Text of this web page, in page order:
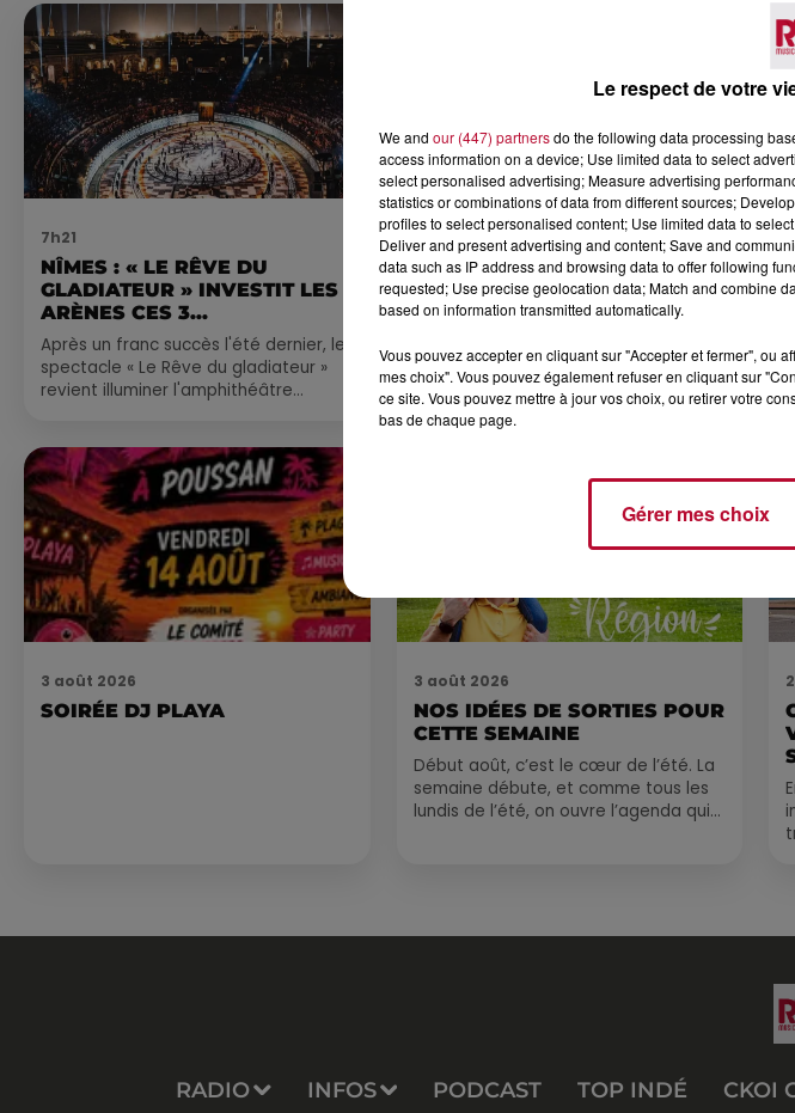
7h21
NÎMES : « LE RÊVE DU
GLADIATEUR » INVESTIT LES
ARÈNES CES 3...
Après un franc succès l'été dernier, le
spectacle « Le Rêve du gladiateur »
revient illuminer l'amphithéâtre
4 août 2026
FÊTE DE LA POLYNÉSIE À
VILLEVEYRAC
3 août 2026
SOIRÉE DJ PLAYA
3 août 2026
NOS IDÉES DE SORTIES POUR
CETTE SEMAINE
Début août, c’est le cœur de l’été. La
semaine débute, et comme tous les
lundis de l’été, on ouvre l’agenda qui
RADIO INFOS PODCAST TOP INDÉ CKOI
Le respect de votre
We and our (447) partnersdo the following data processing
access information on a device; Use limited data to select
select personalised advertising; Measure advertising
statistics or combinations of data from different sources;
profiles to select personalised content; Use limited data to
Deliver and present advertising and content; Save and
data such as IP address and browsing data to offer following
requested; Use precise geolocation data; Match and combine
based on information transmitted automatically.
Vous pouvez accepter en cliquant sur "Accepter et fermer", ou
mes choix". Vous pouvez également refuser en cliquant sur
ce site. Vous pouvez mettre à jour vos choix, ou retirer votre
bas de chaque page.
Gérer mes choix